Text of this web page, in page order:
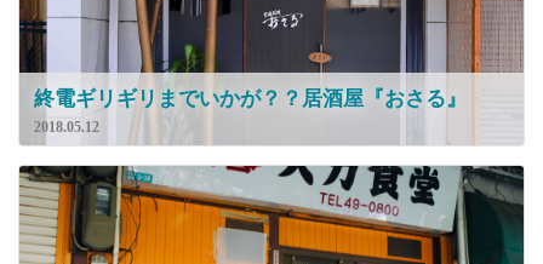
終電ギリギリまでいかが？？居酒屋『おさる』
2018.05.12